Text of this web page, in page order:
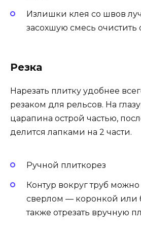
Излишки клея со швов
засохшую смесь очистить
Резка
Нарезать плитку удобнее
резаком для рельсов. На
царапина острой частью,
делится лапками на 2 части.
Ручной плиткорез
Контур вокруг труб можно
сверлом — коронкой или
также отрезать вручную